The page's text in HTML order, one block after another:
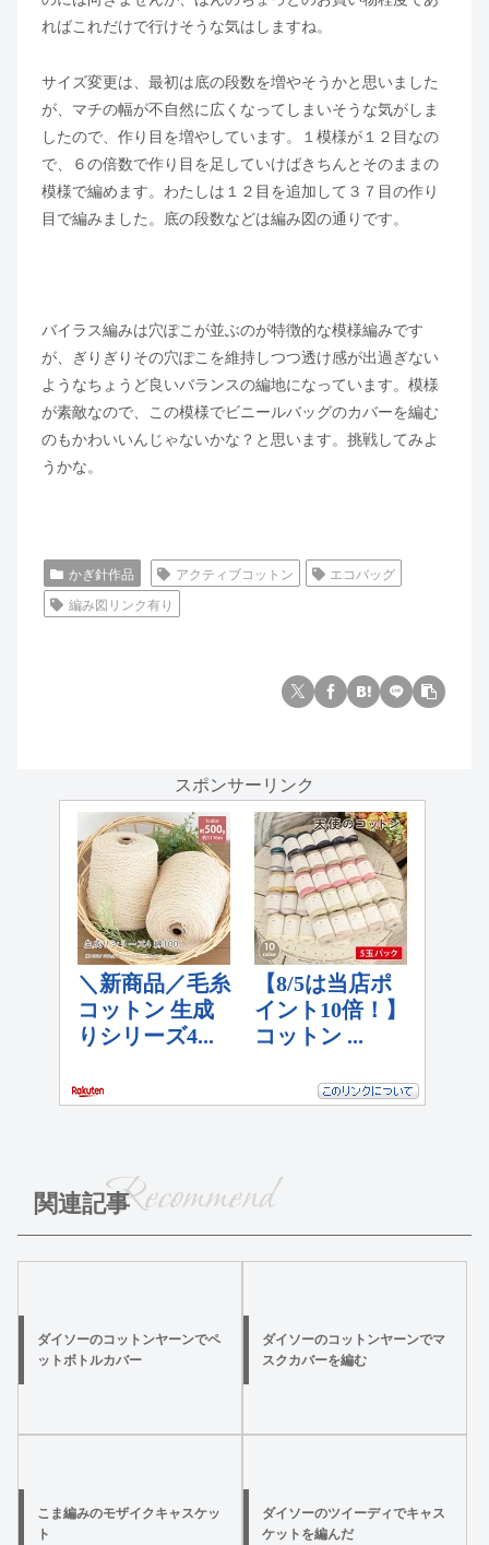
ればこれだけで行けそうな気はしますね。
サイズ変更は、最初は底の段数を増やそうかと思いました
が、マチの幅が不自然に広くなってしまいそうな気がしま
したので、作り目を増やしています。１模様が１２目なの
で、６の倍数で作り目を足していけばきちんとそのままの
模様で編めます。わたしは１２目を追加して３７目の作り
目で編みました。底の段数などは編み図の通りです。
バイラス編みは穴ぽこが並ぶのが特徴的な模様編みです
が、ぎりぎりその穴ぽこを維持しつつ透け感が出過ぎない
ようなちょうど良いバランスの編地になっています。模様
が素敵なので、この模様でビニールバッグのカバーを編む
のもかわいいんじゃないかな？と思います。挑戦してみよ
うかな。
かぎ針作品 アクティブコットン
エコバッグ
編み図リンク有り
スポンサーリンク
関連記事Recommend
ダイソーのコットンヤーンでペ
ットボトルカバー
ダイソーのコットンヤーンでマ
スクカバーを編む
こま編みのモザイクキャスケッ
ト
ダイソーのツイーディでキャス
ケットを編んだ